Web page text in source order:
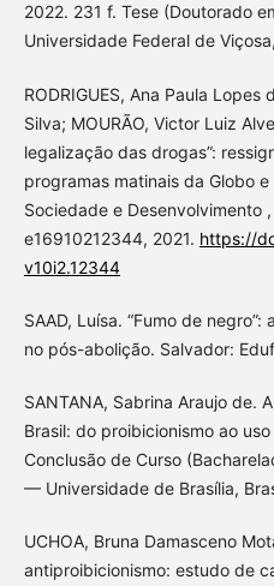
2022. 231 f. Tese (Doutorado
Universidade Federal de
RODRIGUES, Ana Paula
Silva; MOURÃO, Victor Luiz
legalização das drogas”:
programas matinais da Globo
Sociedade e Desenvolvimento
e16910212344, 2021. https://
v10i2.12344
SAAD, Luísa. “Fumo de
no pós-abolição. Salvador:
SANTANA, Sabrina Araujo de.
Brasil: do proibicionismo ao
Conclusão de Curso
— Universidade de Brasília,
UCHOA, Bruna Damasceno
antiproibicionismo: estudo de